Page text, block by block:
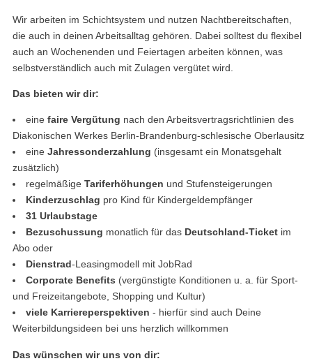
Wir arbeiten im Schichtsystem und nutzen Nachtbereitschaften,
die auch in deinen Arbeitsalltag gehören. Dabei solltest du flexibel
auch an Wochenenden und Feiertagen arbeiten können, was
selbstverständlich auch mit Zulagen vergütet wird.
Das bieten wir dir:
einefaire Vergütung nach den Arbeitsvertragsrichtlinien des
Diakonischen Werkes Berlin-Brandenburg-schlesische Oberlausitz
eineJahressonderzahlung (insgesamt ein Monatsgehalt
zusätzlich)
regelmäßigeTariferhöhungen und Stufensteigerungen
Kinderzuschlag pro Kind für Kindergeldempfänger
31 Urlaubstage
Bezuschussung monatlich für das Deutschland-Ticket im
Abo oder
Dienstrad-Leasingmodell mit JobRad
Corporate Benefits (vergünstigte Konditionen u. a. für Sport-
und Freizeitangebote, Shopping und Kultur)
viele Karriereperspektiven - hierfür sind auch Deine
Weiterbildungsideen bei uns herzlich willkommen
Das wünschen wir uns von dir: